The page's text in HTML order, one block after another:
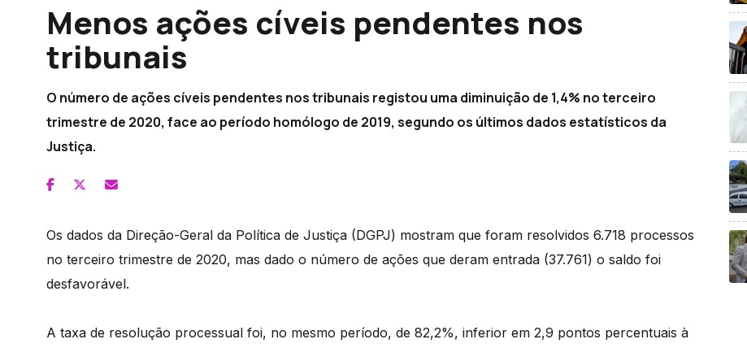
Menos ações cíveis pendentes nos
tribunais
O número de ações cíveis pendentes nos tribunais registou uma diminuição de 1,4% no terceiro
trimestre de 2020, face ao período homólogo de 2019, segundo os últimos dados estatísticos da
Justiça.
Os dados da Direção-Geral da Política de Justiça (DGPJ) mostram que foram resolvidos 6.718 processos
no terceiro trimestre de 2020, mas dado o número de ações que deram entrada (37.761) o saldo foi
desfavorável.
A taxa de resolução processual foi, no mesmo período, de 82,2%, inferior em 2,9 pontos percentuais à